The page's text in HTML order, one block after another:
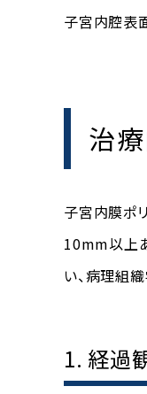
子宮内腔表
治
子宮内膜ポ
10mm以上
い、病理組
1. 経過